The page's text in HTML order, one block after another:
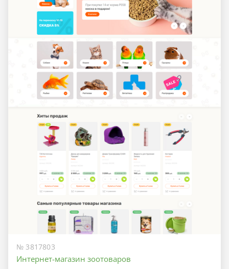
№ 3817803
Интернет-магазин зоотоваров